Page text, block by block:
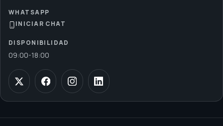
WHATSAPP
INICIAR CHAT
DISPONIBILIDAD
09:00-18:00